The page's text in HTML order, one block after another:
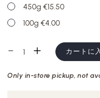
450g €15.50
100g €4.00
カートに
Only in-store pickup, not